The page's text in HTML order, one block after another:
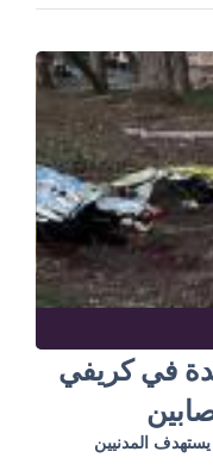
في كريفي
المدنيين